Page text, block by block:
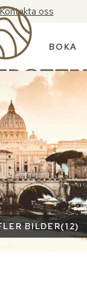
oss
BOKA
BILDER(12)